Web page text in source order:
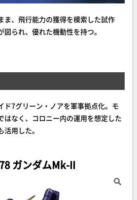
ま、飛行能力の獲得を模索した試作
られ、優れた機動性を持つ。
7グリーン・ノアを軍事拠点化。モ
はなく、コロニー内の運用を想定した
用した。
ガンダムMk-II